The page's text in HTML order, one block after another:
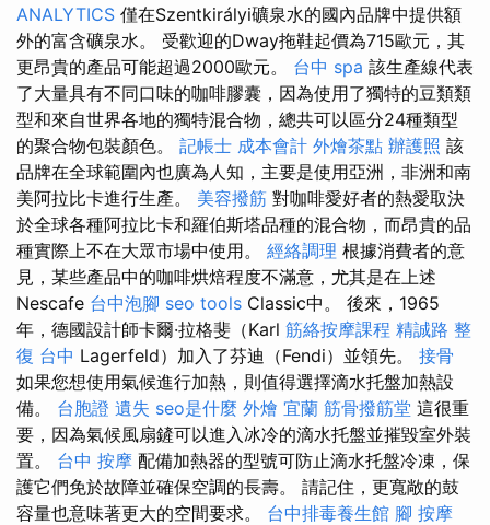
ANALYTICS 僅在Szentkirályi礦泉水的國內品牌中提供額
外的富含礦泉水。 受歡迎的Dway拖鞋起價為715歐元，其
更昂貴的產品可能超過2000歐元。 台中 spa 該生產線代表
了大量具有不同口味的咖啡膠囊，因為使用了獨特的豆類類
型和來自世界各地的獨特混合物，總共可以區分24種類型
的聚合物包裝顏色。 記帳士 成本會計 外燴茶點 辦護照 該
品牌在全球範圍內也廣為人知，主要是使用亞洲，非洲和南
美阿拉比卡進行生產。 美容撥筋 對咖啡愛好者的熱愛取決
於全球各種阿拉比卡和羅伯斯塔品種的混合物，而昂貴的品
種實際上不在大眾市場中使用。 經絡調理 根據消費者的意
見，某些產品中的咖啡烘焙程度不滿意，尤其是在上述
Nescafe 台中泡腳 seo tools Classic中。 後來，1965
年，德國設計師卡爾·拉格斐（Karl 筋絡按摩課程 精誠路 整
復 台中 Lagerfeld）加入了芬迪（Fendi）並領先。 接骨
如果您想使用氣候進行加熱，則值得選擇滴水托盤加熱設
備。 台胞證 遺失 seo是什麼 外燴 宜蘭 筋骨撥筋堂 這很重
要，因為氣候風扇鏟可以進入冰冷的滴水托盤並摧毀室外裝
置。 台中 按摩 配備加熱器的型號可防止滴水托盤冷凍，保
護它們免於故障並確保空調的長壽。 請記住，更寬敞的鼓
容量也意味著更大的空間要求。 台中排毒養生館 腳 按摩